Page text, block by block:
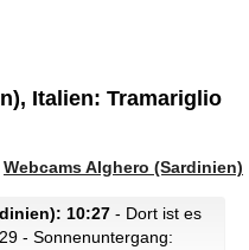
Italien: Tramariglio
Webcams Alghero (Sardinien)
10:27 - Dort ist es
- Sonnenuntergang: